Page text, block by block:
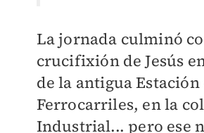
La jornada culminó
crucifixión de Jesús
de la antigua Estación
Ferrocarriles, en la
Industrial... pero ese